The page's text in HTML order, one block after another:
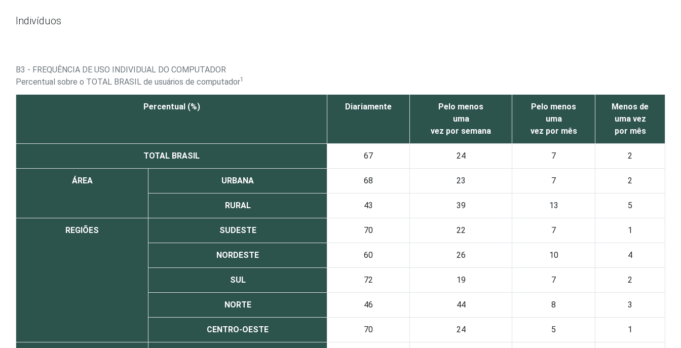
Indivíduos
B3 - FREQUÊNCIA DE USO INDIVIDUAL DO COMPUTADOR
Percentual sobre o TOTAL BRASIL de usuários de computador1
Percentual (%) Diariamente
Pelo menos
uma
vez por semana
Pelo menos
uma
vez por mês
Menos de
uma vez
por mês
TOTAL BRASIL 67 24 7 2
ÁREA URBANA 68 23 7 2
RURAL 43 39 13 5
REGIÕES SUDESTE 70 22 7 1
NORDESTE 60 26 10 4
SUL 72 19 7 2
NORTE 46 44 8 3
CENTRO-OESTE 70 24 5 1